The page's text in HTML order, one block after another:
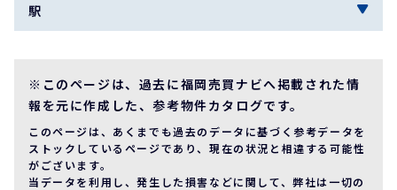
駅
※このページは、過去に福岡売買ナビへ掲載された情
報を元に作成した、参考物件カタログです。
このページは、あくまでも過去のデータに基づく参考データを
ストックしているページであり、現在の状況と相違する可能性
がございます。
当データを利用し、発生した損害などに関して、弊社は一切の